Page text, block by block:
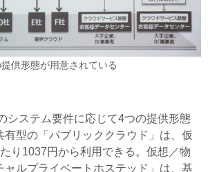
供形態が用意されている
ステム要件に応じて4つの提供形態
有型の「パブリッククラウド」は、仮
り1037円から利用できる。仮想／物
ャルプライベートホステッド」は、基